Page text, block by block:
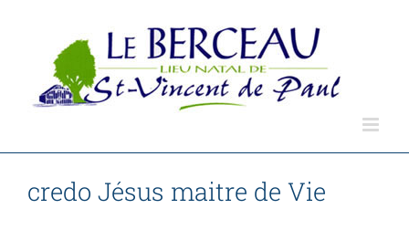
contenu
credo Jésus maitre de Vie